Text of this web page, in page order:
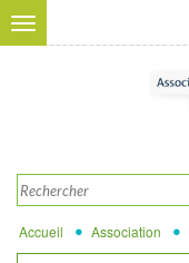
Aller au contenu principal
Toggle
navigation
Accueil Association